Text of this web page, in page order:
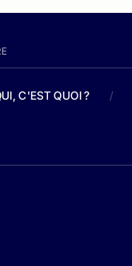
C'EST QUOI ? /